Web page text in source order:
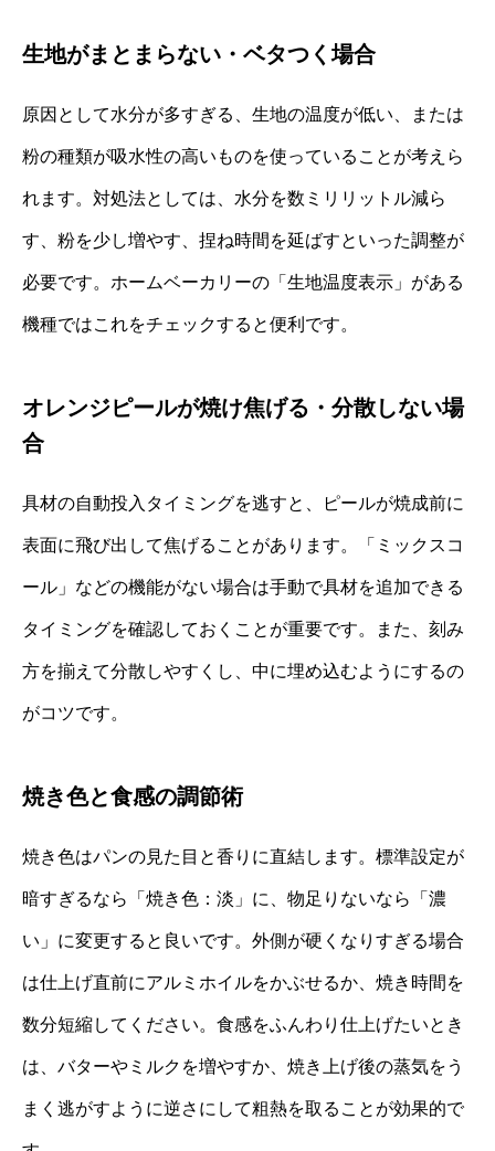
生地がまとまらない・ベタつく場合
原因として水分が多すぎる、生地の温度が低い、または
粉の種類が吸水性の高いものを使っていることが考えら
れます。対処法としては、水分を数ミリリットル減ら
す、粉を少し増やす、捏ね時間を延ばすといった調整が
必要です。ホームベーカリーの「生地温度表示」がある
機種ではこれをチェックすると便利です。
オレンジピールが焼け焦げる・分散しない場
合
具材の自動投入タイミングを逃すと、ピールが焼成前に
表面に飛び出して焦げることがあります。「ミックスコ
ール」などの機能がない場合は手動で具材を追加できる
タイミングを確認しておくことが重要です。また、刻み
方を揃えて分散しやすくし、中に埋め込むようにするの
がコツです。
焼き色と食感の調節術
焼き色はパンの見た目と香りに直結します。標準設定が
暗すぎるなら「焼き色：淡」に、物足りないなら「濃
い」に変更すると良いです。外側が硬くなりすぎる場合
は仕上げ直前にアルミホイルをかぶせるか、焼き時間を
数分短縮してください。食感をふんわり仕上げたいとき
は、バターやミルクを増やすか、焼き上げ後の蒸気をう
まく逃がすように逆さにして粗熱を取ることが効果的で